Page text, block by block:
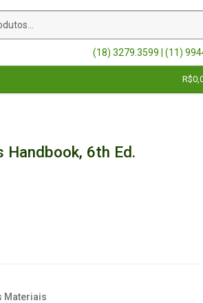
(18) 3279.3599 | (11)
R$
Handbook, 6th Ed.
Materiais